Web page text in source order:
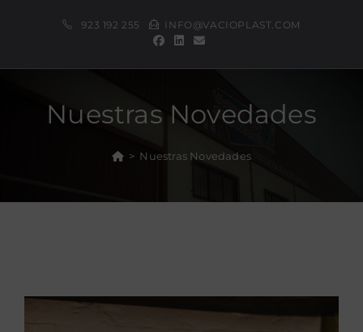
923 192 255 INFO@VACIOPLAST.COM
Nuestras Novedades
> Nuestras Novedades